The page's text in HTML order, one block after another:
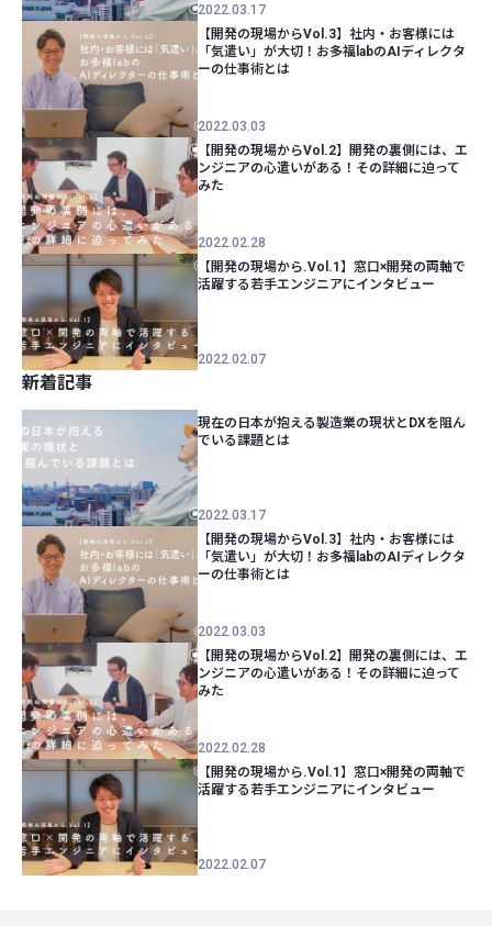
2022.03.17
【開発の現場からVol.3】社内・お客様には
「気遣い」が大切！お多福labのAIディレクタ
ーの仕事術とは
2022.03.03
【開発の現場からVol.2】開発の裏側には、エ
ンジニアの心遣いがある！その詳細に迫って
みた
2022.02.28
【開発の現場から.Vol.1】窓口×開発の両軸で
活躍する若手エンジニアにインタビュー
2022.02.07
新着記事
現在の日本が抱える製造業の現状とDXを阻ん
でいる課題とは
2022.03.17
【開発の現場からVol.3】社内・お客様には
「気遣い」が大切！お多福labのAIディレクタ
ーの仕事術とは
2022.03.03
【開発の現場からVol.2】開発の裏側には、エ
ンジニアの心遣いがある！その詳細に迫って
みた
2022.02.28
【開発の現場から.Vol.1】窓口×開発の両軸で
活躍する若手エンジニアにインタビュー
2022.02.07